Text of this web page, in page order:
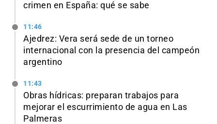
crimen en España: qué se sabe
11:46
Ajedrez: Vera será sede de un torneo
internacional con la presencia del campeón
argentino
11:43
Obras hídricas: preparan trabajos para
mejorar el escurrimiento de agua en Las
Palmeras